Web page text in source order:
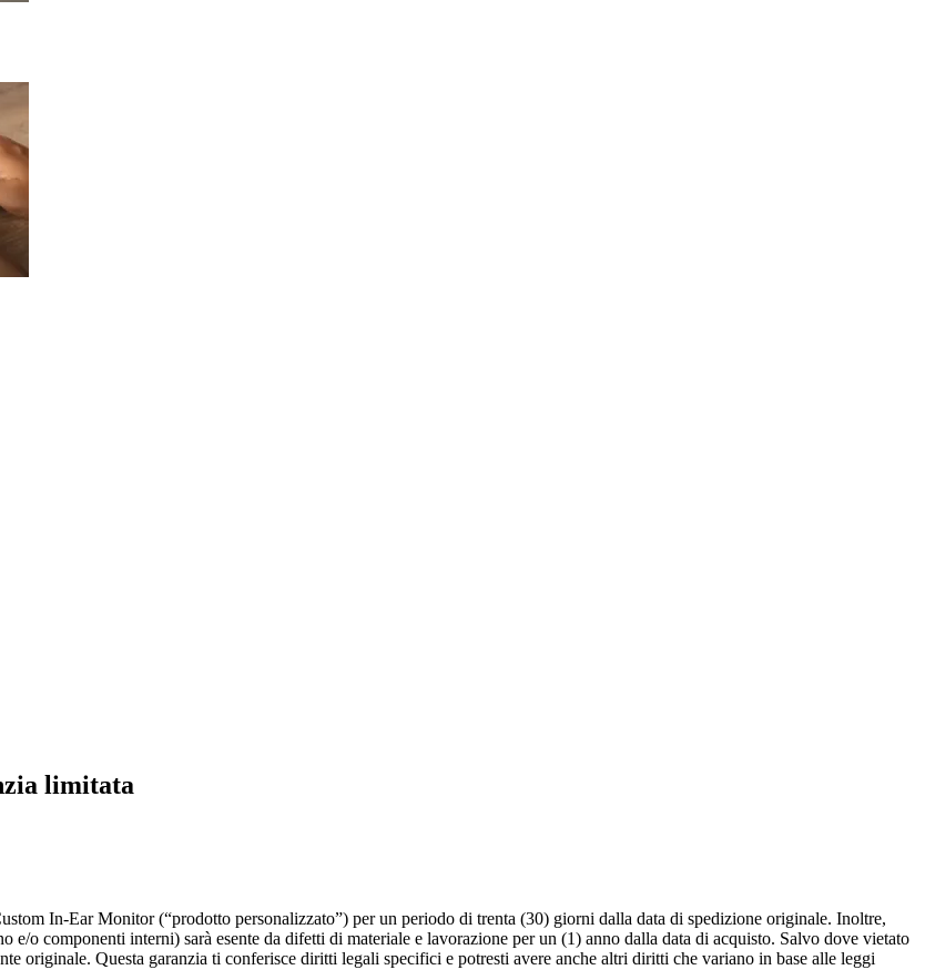
limitata
In-Ear Monitor (“prodotto personalizzato”) per un periodo di trenta (30) giorni dalla data di spedizione originale. Inoltre,
o componenti interni) sarà esente da difetti di materiale e lavorazione per un (1) anno dalla data di acquisto. Salvo dove vietato
originale. Questa garanzia ti conferisce diritti legali specifici e potresti avere anche altri diritti che variano in base alle leggi